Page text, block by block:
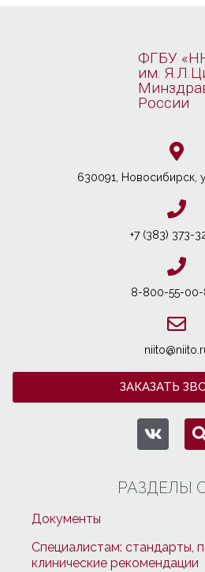
ФГБУ
им.
России
630091, Новосибирcк,
+7 (383) 373-
8-800-55-00-
ЗАКАЗАТЬ
РАЗДЕЛЫ
Документы
Специалистам: стандарты,
клинические рекомендации